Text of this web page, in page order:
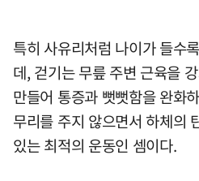
특히 사유리처럼 나이가 들수
데, 걷기는 무릎 주변 근육을
만들어 통증과 뻣뻣함을 완화
무리를 주지 않으면서 하체의
있는 최적의 운동인 셈이다.